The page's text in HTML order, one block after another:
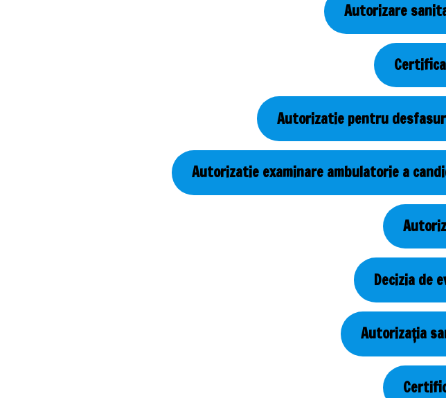
Autorizare
Autorizatie pentru
Autorizatie examinare ambulatorie a
Decizia de
Autorizația